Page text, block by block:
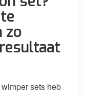
zo
sets heb